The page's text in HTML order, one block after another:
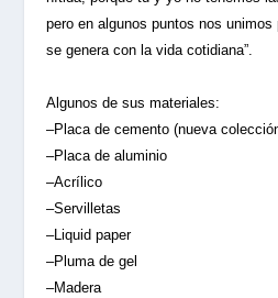
pero en algunos puntos nos
se genera con la vida cotidiana”.
Algunos de sus materiales:
–Placa de cemento (nueva
–Placa de aluminio
–Acrílico
–Servilletas
–Liquid paper
–Pluma de gel
–Madera